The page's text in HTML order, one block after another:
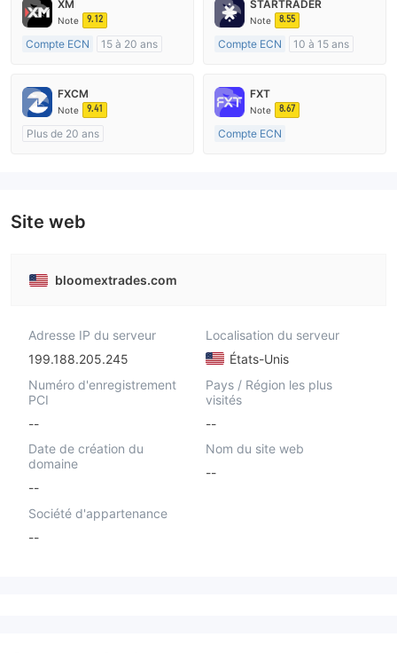
XM
Note 9.12
Compte ECN
15 à 20 ans
Market Making (MM)
Etiquette principale MT4
STARTRADER
Note 8.55
Compte ECN
10 à 15 ans
Market Making (MM)
Etiquette principale MT4
FXCM
Note 9.41
Plus de 20 ans
FXT
Note 8.67
Compte ECN
Site web
bloomextrades.com
Adresse IP du serveur
199.188.205.245
Localisation du serveur
États-Unis
Numéro d'enregistrement
PCI
--
Pays / Région les plus
visités
--
Date de création du
domaine
--
Nom du site web
--
Société d'appartenance
--